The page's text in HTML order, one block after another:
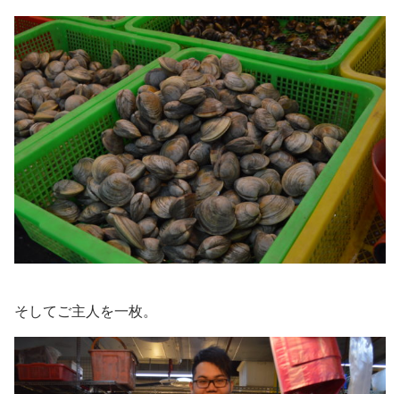
そしてご主人を一枚。